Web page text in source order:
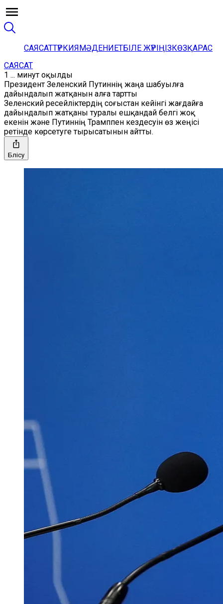
САЯСАТТҮРКИЯМӘДЕНИЕТБІЛЕ ЖҮРІҢІЗКӨЗҚАРАС
САЯСАТ
1 ... минут оқылды
Президент Зеленский Путиннің жаңа шабуылға
дайындалып жатқанын алға тартты
Зеленский ресейліктердің соғыстан кейінгі жағдайға
дайындалып жатқаны туралы ешқандай белгі жоқ
екенін және Путиннің Трамппен кездесуін өз жеңісі
ретінде көрсетуге тырысатынын айтты.
Бөлісу